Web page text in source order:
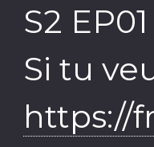
S2
Si tu
https://